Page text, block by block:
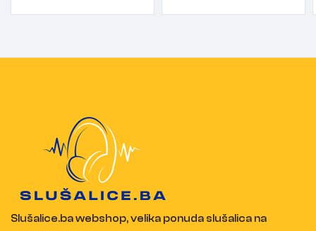
Slušalice.ba webshop, velika ponuda slušalica na